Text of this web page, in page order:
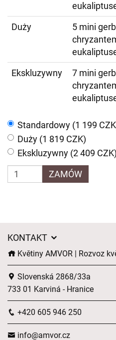
Duży
5 mini
Ekskluzywny
7 mini
Standardowy (1 199
Duży (1 819 CZK)
Ekskluzywny (2 409 CZK)
ZAMÓW
KONTAKT
Květiny AMVOR | Rozvoz
Slovenská 2868/33a
733 01 Karviná - Hranice
+420 605 946 250
info@amvor.cz